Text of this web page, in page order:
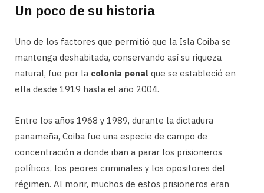
Un poco de su historia
Uno de los factores que permitió que la Isla Coiba se
mantenga deshabitada, conservando así su riqueza
natural, fue por la colonia penal que se estableció en
ella desde 1919 hasta el año 2004.
Entre los años 1968 y 1989, durante la dictadura
panameña, Coiba fue una especie de campo de
concentración a donde iban a parar los prisioneros
políticos, los peores criminales y los opositores del
régimen. Al morir, muchos de estos prisioneros eran